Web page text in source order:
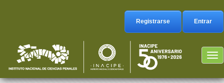
Barra
lateral
Registrarse Entrar